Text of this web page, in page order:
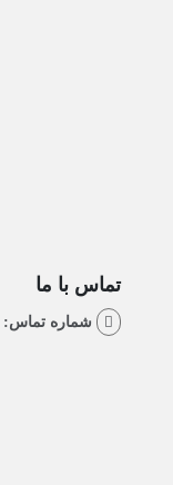
تماس با ما
شماره تماس: